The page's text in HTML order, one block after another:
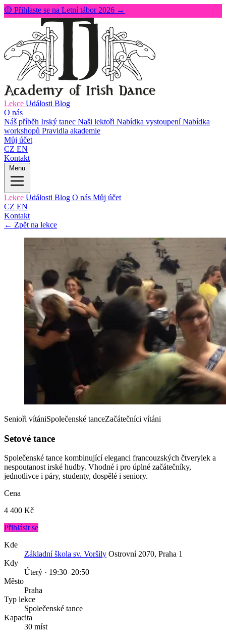
🟡 Přihlaste se na Letní tábor 2026 →
Lekce Události Blog
O nás
Náš příběh Irský tanec Naši lektoři Nabídka vystoupeníNabídka
workshopů Pravidla akademie
Můj účet
CZ EN
Kontakt
Menu
Lekce Události Blog O nás Můj účet
CZ EN
Kontakt
← Zpět na lekce
Senioři vítániSpolečenské tanceZačátečníci vítáni
Setové tance
Společenské tance kombinující eleganci francouzských čtverylek a
nespoutanost irské hudby. Vhodné i pro úplné začátečníky,
jednotlivce i páry, studenty, dospělé i seniory.
Cena
4 400 Kč
Přihlásit se
Kde
Základní škola sv. Voršily Ostrovní 2070, Praha 1
Kdy
Úterý · 19:30–20:50
Město
Praha
Typ lekce
Společenské tance
Kapacita
30 míst